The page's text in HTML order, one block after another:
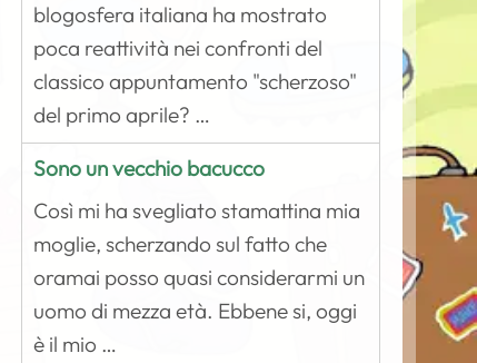
blogosfera italiana ha mostrato
poca reattività nei confronti del
classico appuntamento "scherzoso"
del primo aprile? …
Sono un vecchio bacucco
Così mi ha svegliato stamattina mia
moglie, scherzando sul fatto che
oramai posso quasi considerarmi un
uomo di mezza età. Ebbene si, oggi
è il mio …